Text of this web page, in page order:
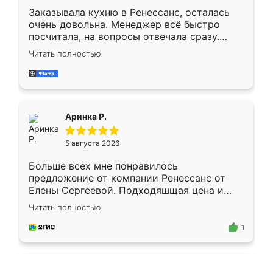
Заказывала кухню в Ренессанс, осталась
очень довольна. Менеджер всё быстро
посчитала, на вопросы отвечала сразу.
Замерщик приехал в субботу, подошёл к
делу со всей ответственностью. Собрали
за день, ребята работали аккуратно, даже
Читать полностью
Аринка Р.
5 августа 2026
Больше всех мне понравилось
предложение от компании Ренессанс от
Елены Сергеевой. Подходяшщая цена и
короткие сроки изготовления. Приехавший
для замера сотрудник Владислав
предложил по моему эскизу самый
Читать полностью
1